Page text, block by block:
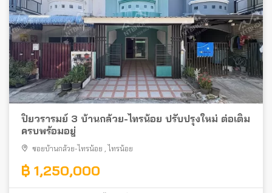
ปิยวรารมย์ 3 บ้านกล้วย-ไทรน้อย ปรับปรุงใหม่ ต่อเติม
ครบพร้อมอยู่
ซอยบ้านกล้วย-ไทรน้อย ไทรน้อย
฿ 1,250,000